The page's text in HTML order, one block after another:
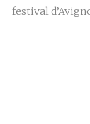
festival